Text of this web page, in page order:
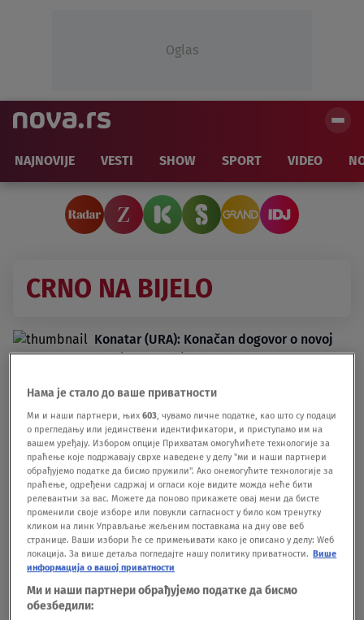
Oglas
NAJNOVIJE VESTI SHOW SPORT VIDEO
CRNO NA BIJELO
Konatar (URA): Konačan dogovor o novoj
vladi u narednih dan-dva
Abazović: Do nedelje odluka o tome da li
će SNP biti deo vlade
SVET03.03.22.
Oglas
Нама је стало до ваше приватности
Ми и наши партнери, њих603, чувамо личне податке, као што су подаци
о прегледању или јединствени идентификатори, и приступамо им на
вашем уређају. Избором опције Прихватам омогућићете технологије за
праћење које подржавају сврхе наведене у делу "ми и наши партнери
обрађујемо податке да бисмо пружили". Ако онемогућите технологије за
праћење, одређени садржај и огласи које видите можда неће бити
релевантни за вас. Можете да поново прикажете овај мени да бисте
променили своје изборе или повукли сагласност у било ком тренутку
кликом на линк Управљање жељеним поставкама на дну ове веб
странице. Ваши избори ће се примењивати како је описано у делу: Wеб
локација. За више детаља погледајте нашу политику приватности. Више
информација о вашој приватности
Ми и наши партнери обрађујемо податке да бисмо
обезбедили: